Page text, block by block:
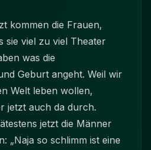
kommen die Frauen,
sie viel zu viel Theater
was die
Geburt angeht. Weil wir
Welt leben wollen,
jetzt auch da durch.
jetzt die Männer
„Naja so schlimm ist eine